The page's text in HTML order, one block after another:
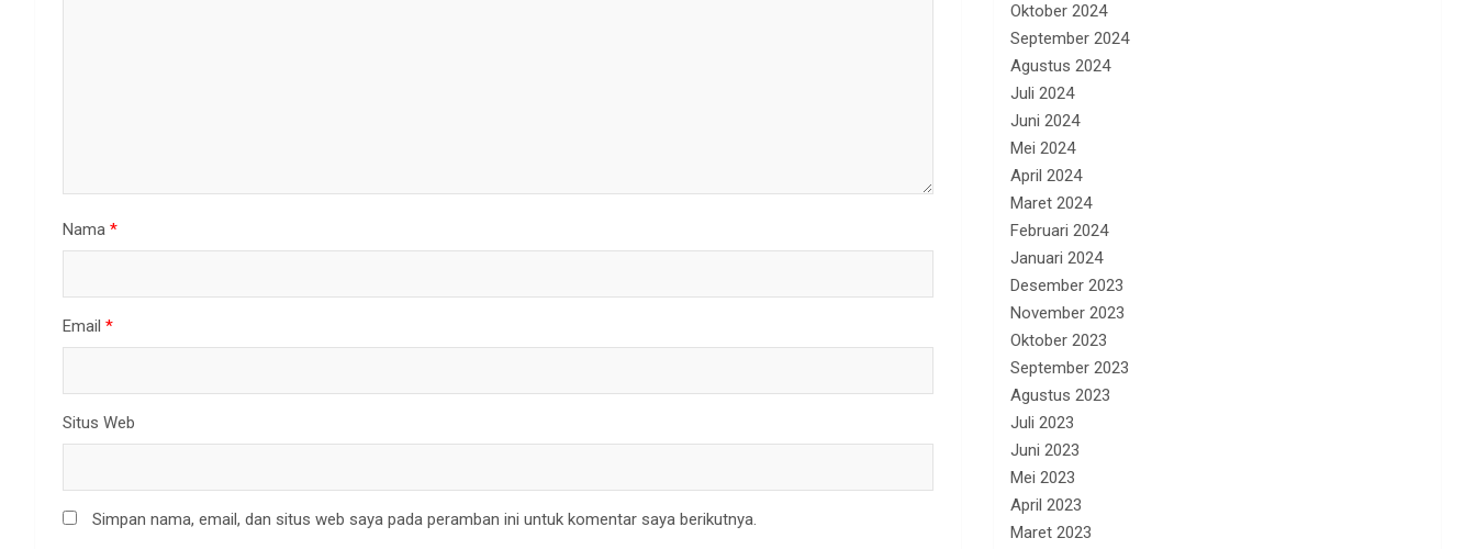
Nama *
Email *
Situs Web
Simpan nama, email, dan situs web saya pada peramban ini untuk komentar saya berikutnya.
Oktober 2024
September 2024
Agustus 2024
Juli 2024
Juni 2024
Mei 2024
April 2024
Maret 2024
Februari 2024
Januari 2024
Desember 2023
November 2023
Oktober 2023
September 2023
Agustus 2023
Juli 2023
Juni 2023
Mei 2023
April 2023
Maret 2023